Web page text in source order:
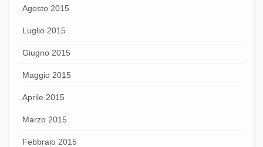
Agosto 2015
Luglio 2015
Giugno 2015
Maggio 2015
Aprile 2015
Marzo 2015
Febbraio 2015